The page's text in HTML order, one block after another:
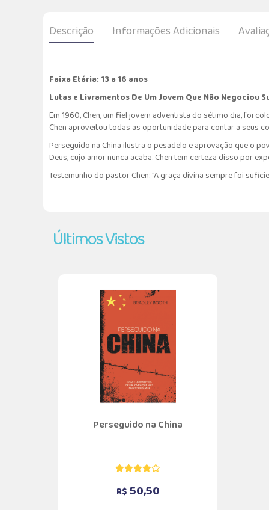
Descrição Informações Adicionais
Faixa Etária: 13 a 16 anos
Lutas e Livramentos De Um Jovem Que Não Negociou
Em 1960, Chen, um fiel jovem adventista do sétimo dia, foi
Chen aproveitou todas as oportunidade para contar a seus
Perseguido na China ilustra o pesadelo e aprovação que o
Deus, cujo amor nunca acaba. Chen tem certeza disso por
Testemunho do pastor Chen: "A graça divina sempre foi
Últimos Vistos
Perseguido na China
R$ 50,50